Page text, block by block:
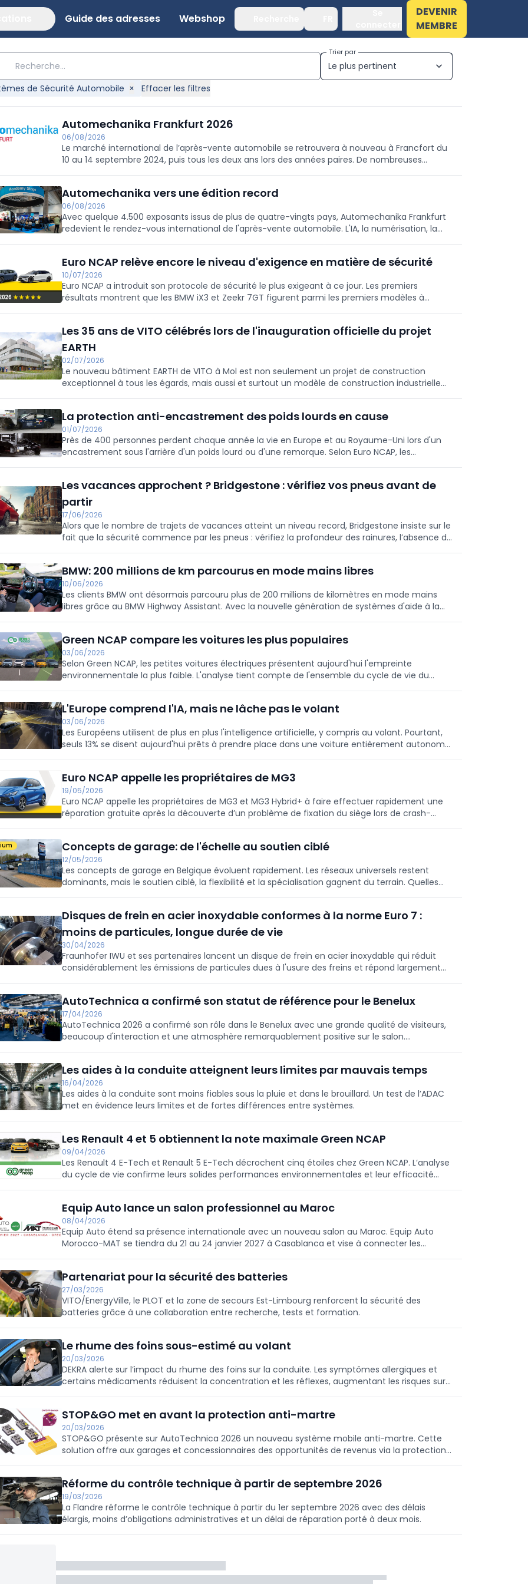
Guide des adresses Webshop
DEVENIR
MEMBRE
Le plus pertinent expand_more
Trier par
de Sécurité Automobile × Effacer les filtres
Automechanika Frankfurt 2026
06/08/2026
Le marché international de l’après-vente automobile se retrouvera à nouveau à Francfort du
10 au 14 septembre 2024, puis tous les deux ans lors des années paires. De nombreuses
Automechanika vers une édition record
06/08/2026
Avec quelque 4.500 exposants issus de plus de quatre-vingts pays, Automechanika Frankfurt
redevient le rendez-vous international de l'après-vente automobile. L'IA, la numérisation, la
Euro NCAP relève encore le niveau d'exigence en matière de sécurité
10/07/2026
Euro NCAP a introduit son protocole de sécurité le plus exigeant à ce jour. Les premiers
résultats montrent que les BMW iX3 et Zeekr 7GT figurent parmi les premiers modèles à
Les 35 ans de VITO célébrés lors de l'inauguration officielle du projet
EARTH
02/07/2026
Le nouveau bâtiment EARTH de VITO à Mol est non seulement un projet de construction
exceptionnel à tous les égards, mais aussi et surtout un modèle de construction industrielle
La protection anti-encastrement des poids lourds en cause
01/07/2026
Près de 400 personnes perdent chaque année la vie en Europe et au Royaume-Uni lors d'un
encastrement sous l'arrière d'un poids lourd ou d'une remorque. Selon Euro NCAP, les
Les vacances approchent ? Bridgestone : vérifiez vos pneus avant de
partir
17/06/2026
Alors que le nombre de trajets de vacances atteint un niveau record, Bridgestone insiste sur le
fait que la sécurité commence par les pneus : vérifiez la profondeur des rainures, l’absence de
BMW: 200 millions de km parcourus en mode mains libres
10/06/2026
Les clients BMW ont désormais parcouru plus de 200 millions de kilomètres en mode mains
libres grâce au BMW Highway Assistant. Avec la nouvelle génération de systèmes d'aide à la
Green NCAP compare les voitures les plus populaires
03/06/2026
Selon Green NCAP, les petites voitures électriques présentent aujourd'hui l'empreinte
environnementale la plus faible. L'analyse tient compte de l'ensemble du cycle de vie du
L'Europe comprend l'IA, mais ne lâche pas le volant
03/06/2026
Les Européens utilisent de plus en plus l'intelligence artificielle, y compris au volant. Pourtant,
seuls 13% se disent aujourd'hui prêts à prendre place dans une voiture entièrement autonome.
Euro NCAP appelle les propriétaires de MG3
19/05/2026
Euro NCAP appelle les propriétaires de MG3 et MG3 Hybrid+ à faire effectuer rapidement une
réparation gratuite après la découverte d’un problème de fixation du siège lors de crash-
Concepts de garage: de l'échelle au soutien ciblé
12/05/2026
Les concepts de garage en Belgique évoluent rapidement. Les réseaux universels restent
dominants, mais le soutien ciblé, la flexibilité et la spécialisation gagnent du terrain. Quelles
Disques de frein en acier inoxydable conformes à la norme Euro 7 :
moins de particules, longue durée de vie
30/04/2026
Fraunhofer IWU et ses partenaires lancent un disque de frein en acier inoxydable qui réduit
considérablement les émissions de particules dues à l'usure des freins et répond largement
légers nouvellement immatriculés d'ici à la fin 2027, limitent pour la première fois en Europe
les émissions de particules inférieures à 10 micromètres provenant des freins et des pneus.
AutoTechnica a confirmé son statut de référence pour le Benelux
17/04/2026
AutoTechnica 2026 a confirmé son rôle dans le Benelux avec une grande qualité de visiteurs,
beaucoup d'interaction et une atmosphère remarquablement positive sur le salon.
Les aides à la conduite atteignent leurs limites par mauvais temps
16/04/2026
Les aides à la conduite sont moins fiables sous la pluie et dans le brouillard. Un test de l’ADAC
met en évidence leurs limites et de fortes différences entre systèmes.
Les Renault 4 et 5 obtiennent la note maximale Green NCAP
09/04/2026
Les Renault 4 E-Tech et Renault 5 E-Tech décrochent cinq étoiles chez Green NCAP. L’analyse
du cycle de vie confirme leurs solides performances environnementales et leur efficacité
Equip Auto lance un salon professionnel au Maroc
08/04/2026
Equip Auto étend sa présence internationale avec un nouveau salon au Maroc. Equip Auto
Morocco-MAT se tiendra du 21 au 24 janvier 2027 à Casablanca et vise à connecter les
Partenariat pour la sécurité des batteries
27/03/2026
VITO/EnergyVille, le PLOT et la zone de secours Est-Limbourg renforcent la sécurité des
batteries grâce à une collaboration entre recherche, tests et formation.
Le rhume des foins sous-estimé au volant
20/03/2026
DEKRA alerte sur l’impact du rhume des foins sur la conduite. Les symptômes allergiques et
certains médicaments réduisent la concentration et les réflexes, augmentant les risques sur
STOP&GO met en avant la protection anti-martre
20/03/2026
STOP&GO présente sur AutoTechnica 2026 un nouveau système mobile anti-martre. Cette
solution offre aux garages et concessionnaires des opportunités de revenus via la protection
Réforme du contrôle technique à partir de septembre 2026
19/03/2026
La Flandre réforme le contrôle technique à partir du 1er septembre 2026 avec des délais
élargis, moins d’obligations administratives et un délai de réparation porté à deux mois.